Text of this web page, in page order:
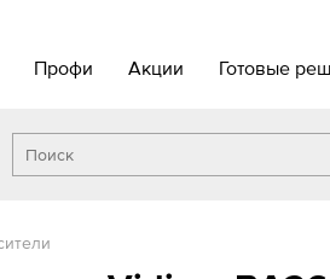
Профи Акции Готовые